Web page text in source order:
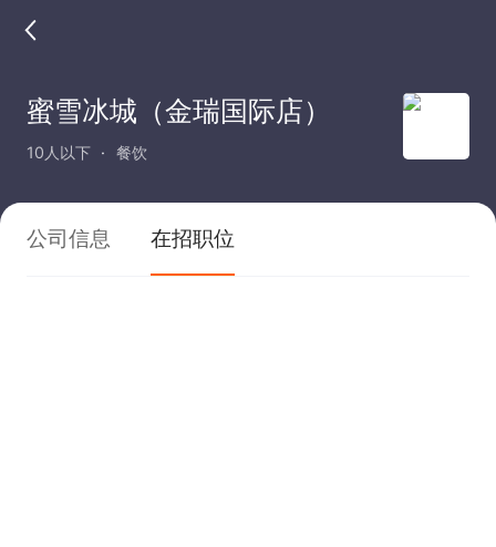
蜜雪冰城（金瑞国际店）
10人以下 餐饮
公司信息 在招职位